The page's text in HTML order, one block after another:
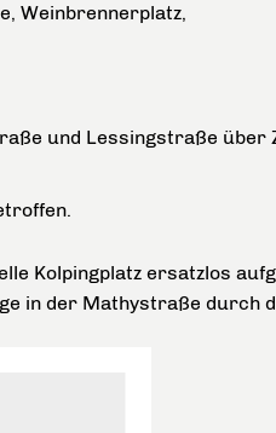
Weinbrennerplatz,
und Lessingstraße über
Kolpingplatz ersatzlos
in der Mathystraße durch